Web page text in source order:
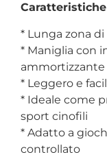
Caratteristiche
* Lunga zona
* Maniglia con
ammortizzante
* Leggero e
* Ideale come
sport cinofili
* Adatto a
controllato